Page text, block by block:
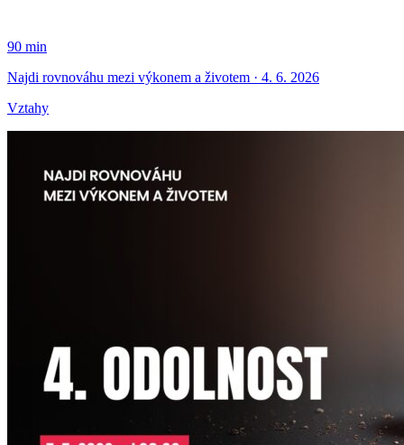
90 min
Najdi rovnováhu mezi výkonem a životem · 4. 6. 2026
Vztahy